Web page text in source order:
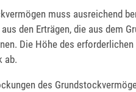
muss ausreichend
den Erträgen, die aus dem
Die Höhe des
ab.
des